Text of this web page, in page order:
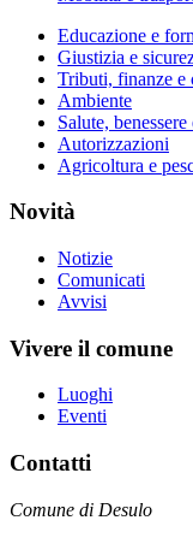
Educazione e
Giustizia e
Tributi, finanze e
Ambiente
Salute, benessere
Autorizzazioni
Agricoltura e
Novità
Notizie
Comunicati
Avvisi
Vivere il comune
Luoghi
Eventi
Contatti
Comune di Desulo